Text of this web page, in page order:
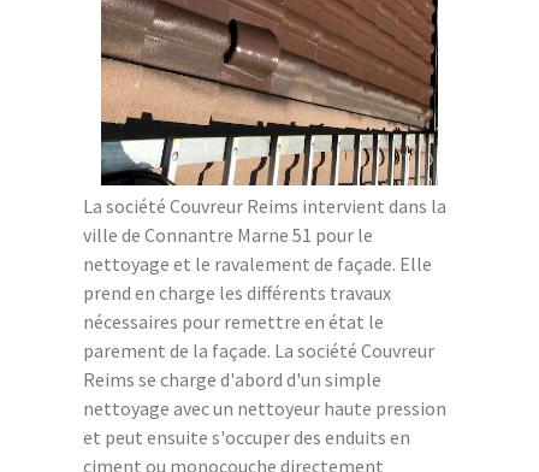
La société Couvreur Reims intervient dans la
ville de Connantre Marne 51 pour le
nettoyage et le ravalement de façade. Elle
prend en charge les différents travaux
nécessaires pour remettre en état le
parement de la façade. La société Couvreur
Reims se charge d'abord d'un simple
nettoyage avec un nettoyeur haute pression
et peut ensuite s'occuper des enduits en
ciment ou monocouche directement